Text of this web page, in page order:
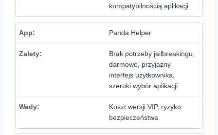
kompatybilnością aplikacji
Panda Helper
Brak potrzeby jailbreakingu,
darmowe, przyjazny
interfejs użytkownika,
szeroki wybór aplikacji
Koszt wersji VIP, ryzyko
bezpieczeństwa